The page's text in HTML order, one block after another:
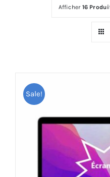
MAISON
Afficher 16
Sale!